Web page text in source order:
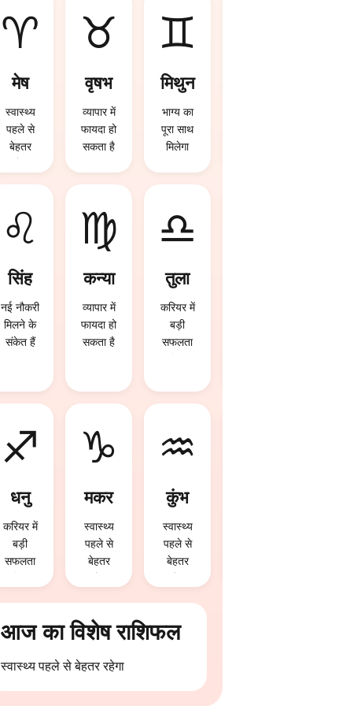
♈
मेष
स्वास्थ्य
पहले से
बेहतर
♉
वृषभ
व्यापार में
फायदा हो
सकता है
♊
मिथुन
भाग्य का
पूरा साथ
मिलेगा
♌
सिंह
नई नौकरी
मिलने के
संकेत हैं
♍
कन्या
व्यापार में
फायदा हो
सकता है
♎
तुला
करियर में
बड़ी
सफलता
♐
धनु
करियर में
बड़ी
सफलता
♑
मकर
स्वास्थ्य
पहले से
बेहतर
♒
कुंभ
स्वास्थ्य
पहले से
बेहतर
आज का विशेष राशिफल
स्वास्थ्य पहले से बेहतर रहेगा